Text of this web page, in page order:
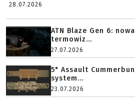
28.07.2026
ATN Blaze Gen 6:
termowiz...
27.07.2026
5" Assault
system...
23.07.2026